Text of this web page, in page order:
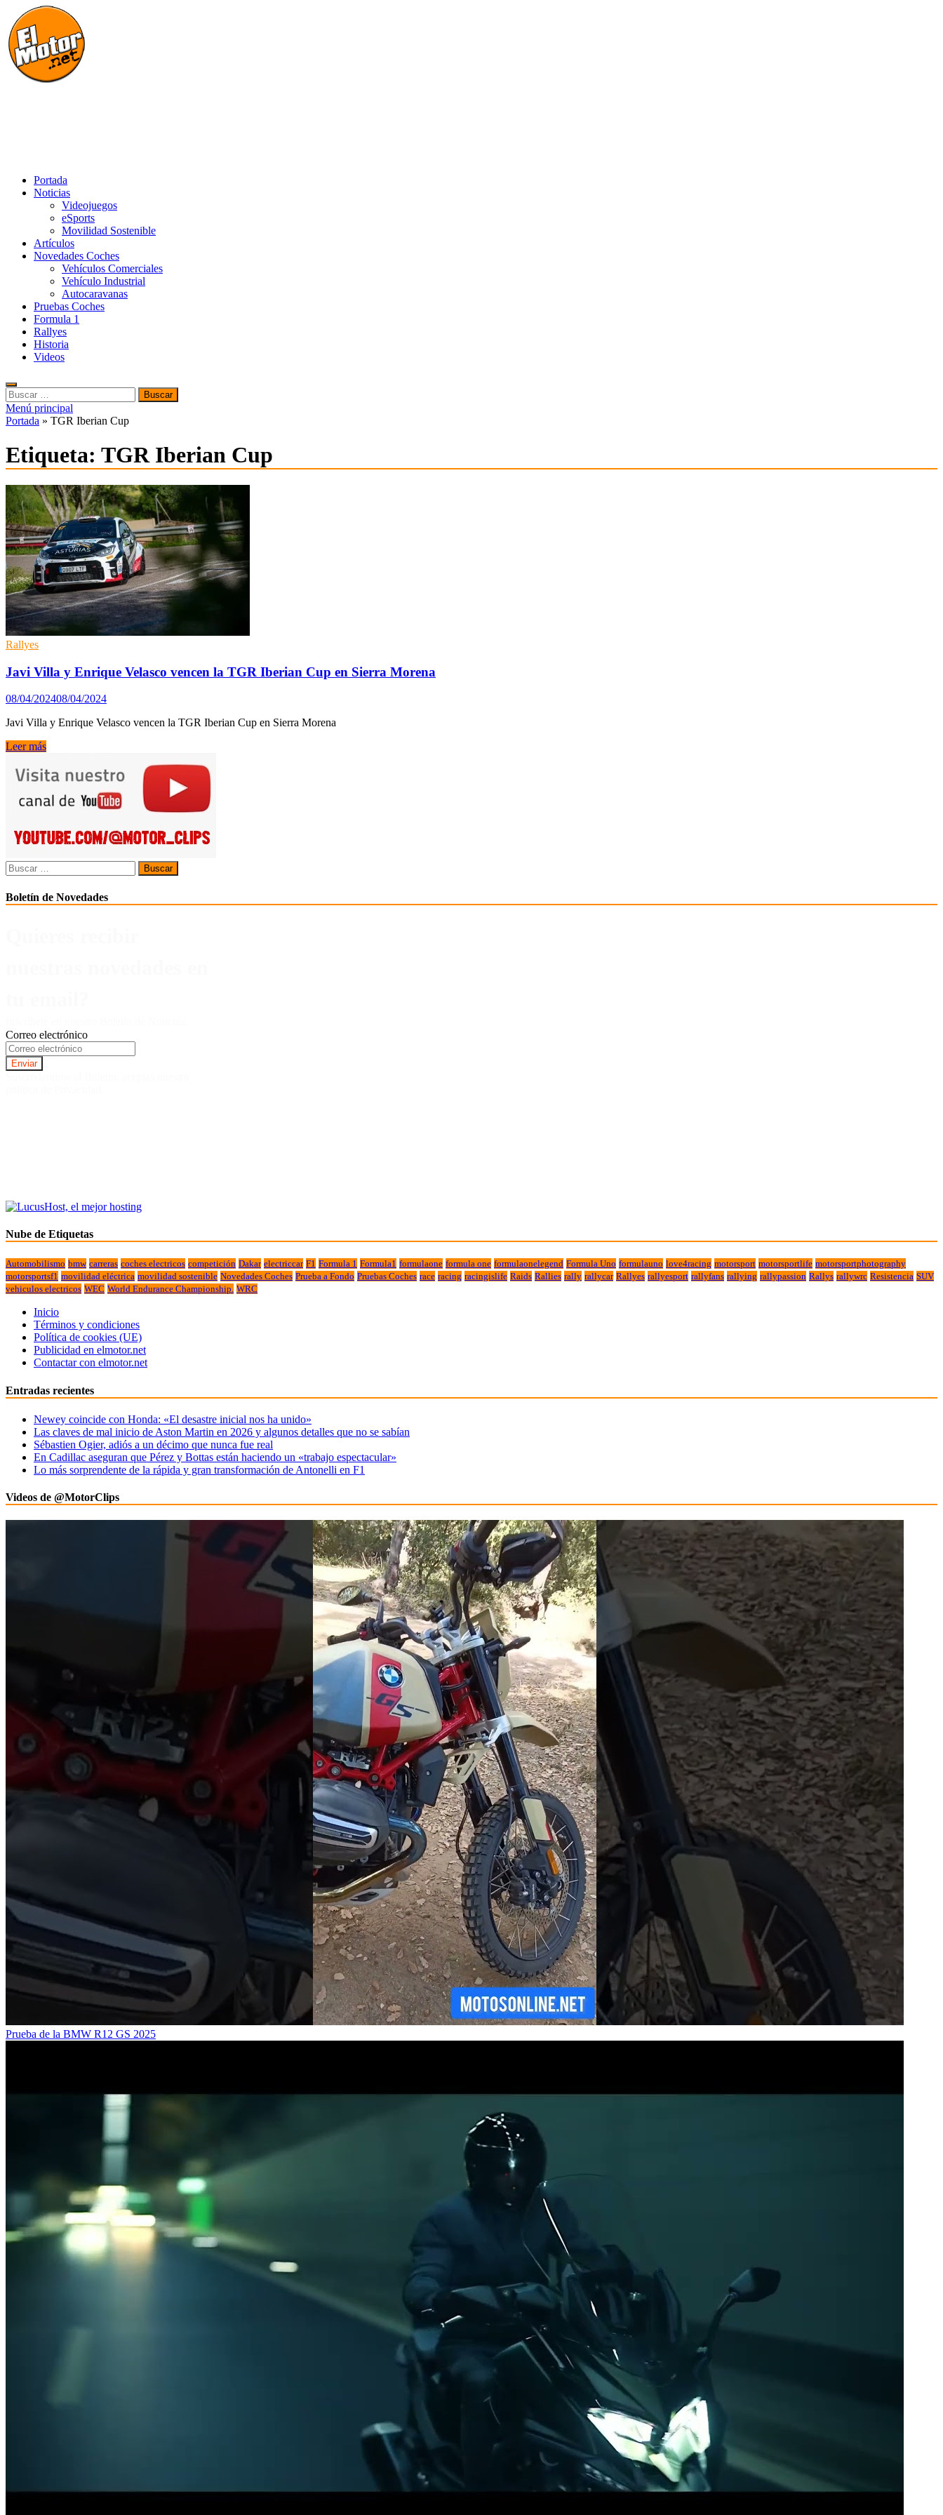
Saltar
contenido
Portada
Noticias
Videojuegos
eSports
Movilidad Sostenible
Artículos
Novedades Coches
Vehículos Comerciales
Vehículo Industrial
Autocaravanas
Pruebas Coches
Formula 1
Rallyes
Historia
Videos
Buscar:
Menú principal
Portada » TGR Iberian Cup
Etiqueta: TGR Iberian Cup
Rallyes
Javi Villa y Enrique Velasco vencen la TGR Iberian Cup en Sierra Morena
08/04/202408/04/2024
Javi Villa y Enrique Velasco vencen la TGR Iberian Cup en Sierra Morena
Javi
Enrique
Velasco
vencen
TGR
Iberian
Cup
en
Morena
Leer más
Buscar:
Boletín de Novedades
Correo electrónico
Nube de Etiquetas
Automobilismo bmw carreras coches electricos competición Dakar electriccar F1 Formula 1 Formula1 formulaone formula one formulaonelegend Formula Uno formulauno love4racing motorsport motorsportlife motorsportphotography
motorsportsf1 movilidad eléctrica movilidad sostenible Novedades Coches Prueba a Fondo Pruebas Coches race racing racingislife Raids Rallies rally rallycar Rallyes rallyesport rallyfans rallying rallypassion Rallys rallywrc Resistencia SUV
vehiculos electricos WEC World Endurance Championship. WRC
Inicio
Términos y condiciones
Política de cookies (UE)
Publicidad en elmotor.net
Contactar con elmotor.net
Entradas recientes
Newey coincide con Honda: «El desastre inicial nos ha unido»
Las claves de mal inicio de Aston Martin en 2026 y algunos detalles que no se sabían
Sébastien Ogier, adiós a un décimo que nunca fue real
En Cadillac aseguran que Pérez y Bottas están haciendo un «trabajo espectacular»
Lo más sorprendente de la rápida y gran transformación de Antonelli en F1
Videos de @MotorClips
Prueba de la BMW R12 GS 2025